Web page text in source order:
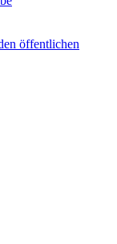
öffentlichen